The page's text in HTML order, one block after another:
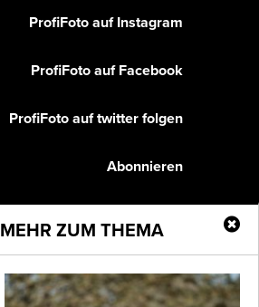
MEHR ZUM THEMA
ProfiFoto auf Instagram
ProfiFoto auf Facebook
ProfiFoto auf twitter folgen
Abonnieren